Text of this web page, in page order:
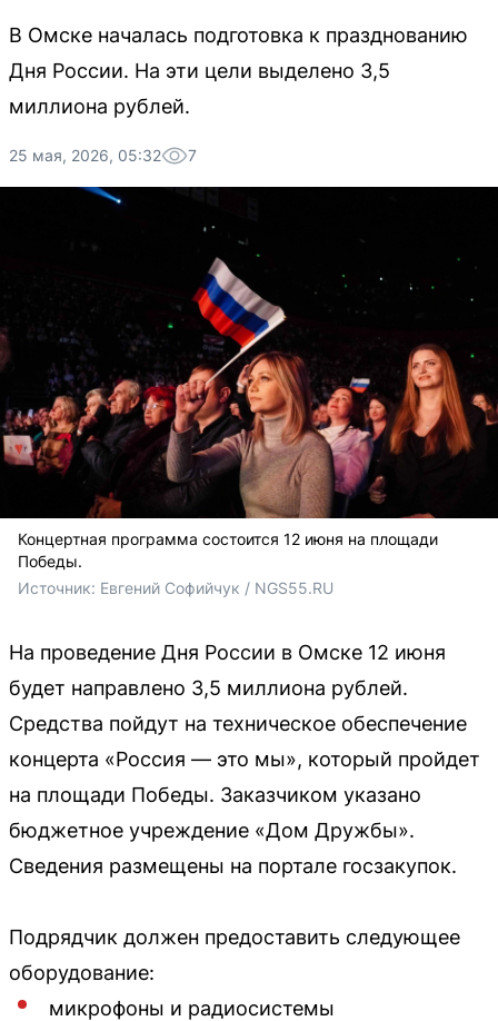
В Омске началась подготовка к празднованию
Дня России. На эти цели выделено 3,5
миллиона рублей.
25 мая, 2026, 05:32 7
Концертная программа состоится 12 июня на площади
Победы.
Источник: Евгений Софийчук / NGS55.RU
На проведение Дня России в Омске 12 июня
будет направлено 3,5 миллиона рублей.
Средства пойдут на техническое обеспечение
концерта «Россия — это мы», который пройдет
на площади Победы. Заказчиком указано
бюджетное учреждение «Дом Дружбы».
Сведения размещены на портале госзакупок.
Подрядчик должен предоставить следующее
оборудование:
микрофоны и радиосистемы